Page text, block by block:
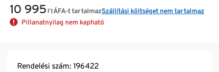
10 995 FtÁFA-t tartalmazSzállítási költséget nem tartalmaz
Pillanatnyilag nem kapható
Rendelési szám: 196422